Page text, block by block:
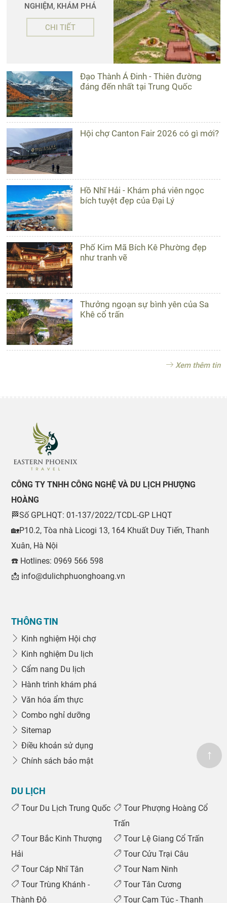
NGHIỆM, KHÁM PHÁ
CHI TIẾT
Đạo Thành Á Đinh - Thiên đường
đáng đến nhất tại Trung Quốc
Hội chợ Canton Fair 2026 có gì mới?
Hồ Nhĩ Hải - Khám phá viên ngọc
bích tuyệt đẹp của Đại Lý
Phố Kim Mã Bích Kê Phường đẹp
như tranh vẽ
Thưởng ngoạn sự bình yên của Sa
Khê cổ trấn
Xem thêm tin
CÔNG TY TNHH CÔNG NGHỆ VÀ DU LỊCH PHƯỢNG
HOÀNG
🏁Số GPLHQT: 01-137/2022/TCDL-GP LHQT
🏡P10.2, Tòa nhà Licogi 13, 164 Khuất Duy Tiến, Thanh
Xuân, Hà Nội
☎️ Hotlines: 0969 566 598
📩 info@dulichphuonghoang.vn
THÔNG TIN
Kinh nghiệm Hội chợ
Kinh nghiệm Du lịch
Cẩm nang Du lịch
Hành trình khám phá
Văn hóa ẩm thực
Combo nghỉ dưỡng
Sitemap
Điều khoản sử dụng
Chính sách bảo mật
DU LỊCH
Tour Du Lịch Trung Quốc
Tour Phượng Hoàng Cổ
Trấn
Tour Bắc Kinh Thượng
Hải
Tour Lệ Giang Cổ Trấn
Tour Cửu Trại Câu
Tour Cáp Nhĩ Tân
Tour Nam Ninh
Tour Trùng Khánh -
Thành Đô
Tour Tân Cương
Tour Cam Túc - Thanh
↑
0969 566 598